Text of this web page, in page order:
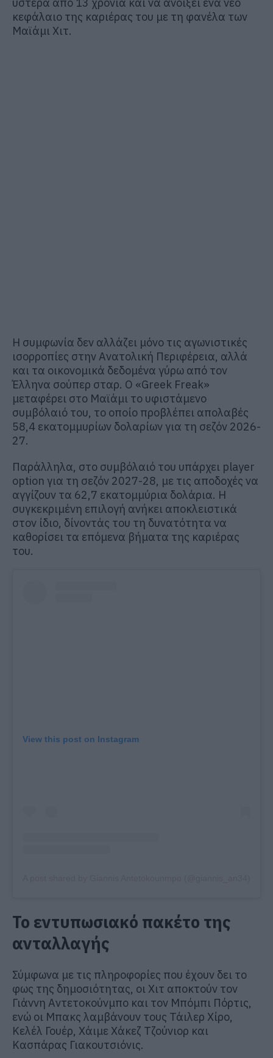
κεφάλαιο της καριέρας του με τη φανέλα των
Μαϊάμι Χιτ.
Η συμφωνία δεν αλλάζει μόνο τις αγωνιστικές
ισορροπίες στην Ανατολική Περιφέρεια, αλλά
και τα οικονομικά δεδομένα γύρω από τον
Έλληνα σούπερ σταρ. Ο «Greek Freak»
μεταφέρει στο Μαϊάμι το υφιστάμενο
συμβόλαιό του, το οποίο προβλέπει απολαβές
58,4 εκατομμυρίων δολαρίων για τη σεζόν 2026-
27.
Παράλληλα, στο συμβόλαιό του υπάρχει player
option για τη σεζόν 2027-28, με τις αποδοχές να
αγγίζουν τα 62,7 εκατομμύρια δολάρια. Η
συγκεκριμένη επιλογή ανήκει αποκλειστικά
στον ίδιο, δίνοντάς του τη δυνατότητα να
καθορίσει τα επόμενα βήματα της καριέρας
του.
View this post on Instagram
Το εντυπωσιακό πακέτο της
ανταλλαγής
Σύμφωνα με τις πληροφορίες που έχουν δει το
φως της δημοσιότητας, οι Χιτ αποκτούν τον
Γιάννη Αντετοκούνμπο και τον Μπόμπι Πόρτις,
ενώ οι Μπακς λαμβάνουν τους Τάιλερ Χίρο,
Κελέλ Γουέρ, Χάιμε Χάκεζ Τζούνιορ και
Κασπάρας Γιακουτσιόνις.